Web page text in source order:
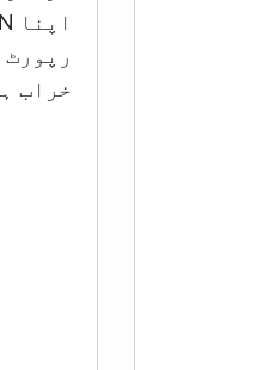
اپنا PIN تبدیل کرنا
رپورٹ
خراب